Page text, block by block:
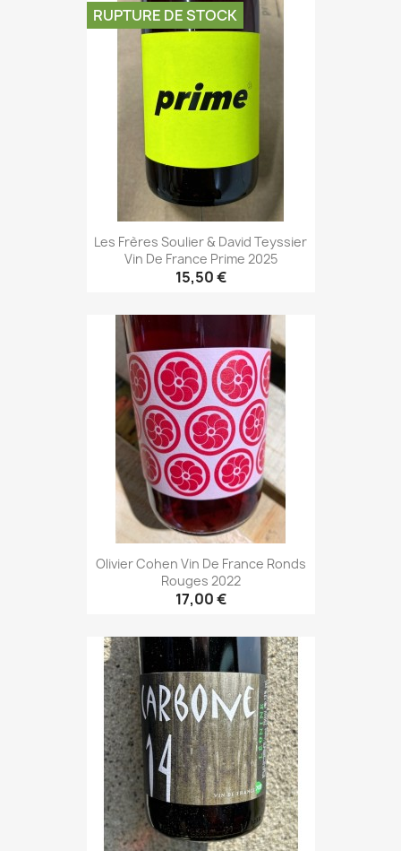
Les Frères Soulier & David Teyssier
Vin De France Prime 2025
15,50 €
RUPTURE DE STOCK
Olivier Cohen Vin De France Ronds
Rouges 2022
17,00 €